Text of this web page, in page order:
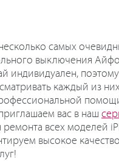
самых
выключения
индивидуален,
каждый из
вас в наш
ремонта всех моделей
высокое